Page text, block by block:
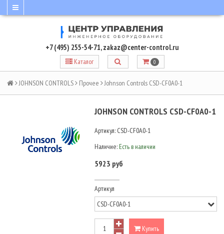
+7 (495) 255-54-71,zakaz@center-control.ru
Каталог 0
JOHNSON CONTROLS Прочее Johnson Controls CSD-CF0A0-1
JOHNSON CONTROLS CSD-CF0A0-1
Артикул: CSD-CF0A0-1
Наличие: Есть в наличии
5923 руб
Артикул
Купить